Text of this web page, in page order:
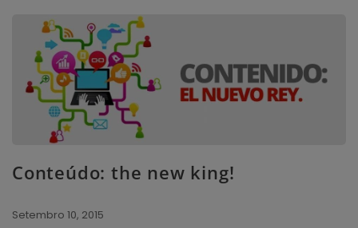
Conteúdo: the new king!
Setembro 10, 2015